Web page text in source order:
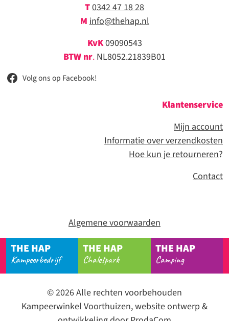
T0342 47 18 28
M info@thehap.nl
KvK09090543
BTW nr. NL8052.21839B01
Volg ons op Facebook!
Klantenservice
Mijn account
Informatie over verzendkosten
Hoe kun je retourneren?
Contact
Algemene voorwaarden
THE HAP
Kampeerbedrijf
THE HAP
Chaletpark
THE HAP
Camping
© 2026 Alle rechten voorbehouden
Kampeerwinkel Voorthuizen, website ontwerp &